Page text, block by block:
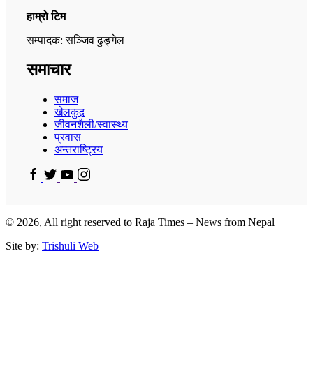
हाम्रो टिम
सम्पादक: सञ्जिव ढुङ्गेल
समाचार
समाज
खेलकुद़़
जीवनशैली/स्वास्थ्य
प्रवास
अन्तराष्ट्रिय
© 2026, All right reserved to Raja Times – News from Nepal
Site by: Trishuli Web